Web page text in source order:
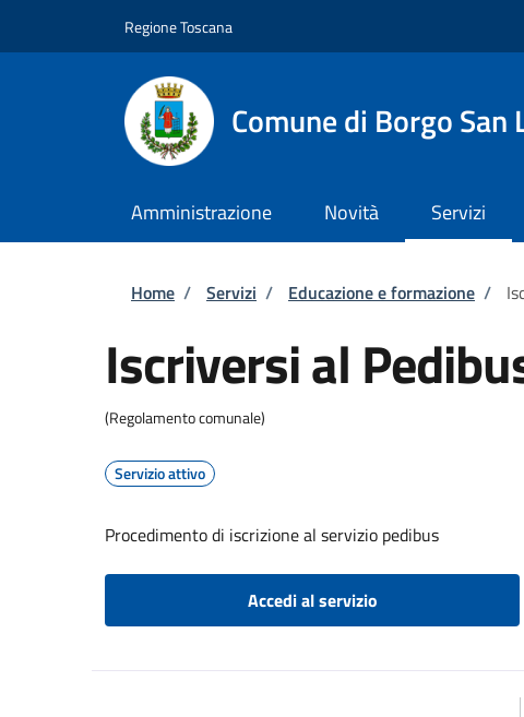
Regione Toscana
Comune di Borgo San
Amministrazione Novità Servizi
Briciole di pane
Home / Servizi / Educazione e formazione /
Iscriversi al
(Regolamento comunale)
Servizio attivo
Procedimento di iscrizione al servizio pedibus
Accedi al servizio